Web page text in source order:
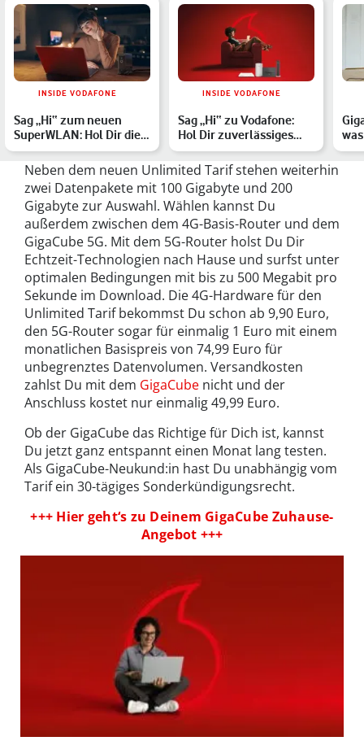
INSIDE VODAFONE
Sag „Hi“ zum neuen
SuperWLAN: Hol Dir die
intelligente Empfangs-
T…
INSIDE VODAFONE
Sag „Hi“ zu Vodafone:
Hol Dir zuverlässiges
Internet, wann und wo…
Neben dem neuen Unlimited Tarif stehen weiterhin
zwei Datenpakete mit 100 Gigabyte und 200
Gigabyte zur Auswahl. Wählen kannst Du
außerdem zwischen dem 4G-Basis-Router und dem
GigaCube 5G. Mit dem 5G-Router holst Du Dir
Echtzeit-Technologien nach Hause und surfst unter
optimalen Bedingungen mit bis zu 500 Megabit pro
Sekunde im Download. Die 4G-Hardware für den
Unlimited Tarif bekommst Du schon ab 9,90 Euro,
den 5G-Router sogar für einmalig 1 Euro mit einem
monatlichen Basispreis von 74,99 Euro für
unbegrenztes Datenvolumen. Versandkosten
zahlst Du mit dem GigaCube nicht und der
Anschluss kostet nur einmalig 49,99 Euro.
Ob der GigaCube das Richtige für Dich ist, kannst
Du jetzt ganz entspannt einen Monat lang testen.
Als GigaCube-Neukund:in hast Du unabhängig vom
Tarif ein 30-tägiges Sonderkündigungsrecht.
+++ Hier geht‘s zu Deinem GigaCube Zuhause-
Angebot +++